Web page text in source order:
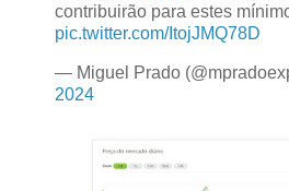
contribuirão para estes
pic.twitter.com/ItojJMQ78D
— Miguel Prado
2024